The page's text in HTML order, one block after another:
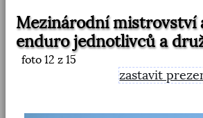
Mezinárodní mistrovství
enduro jednotlivců a
foto 12 z 15
zastavit